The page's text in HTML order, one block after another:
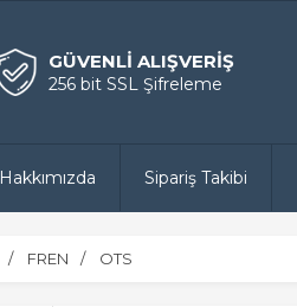
GÜVENLİ ALIŞVERİŞ
256 bit SSL Şifreleme
Hakkımızda Sipariş Takibi
FREN OTS